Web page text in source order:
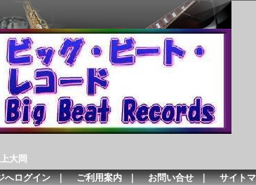
大岡
へログイン｜ ご利用案内｜ お問い合せ｜ サイト